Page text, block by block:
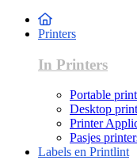
Printers
In Printers
Portable
Desktop
Printer
Pasjes
Labels en Printlint